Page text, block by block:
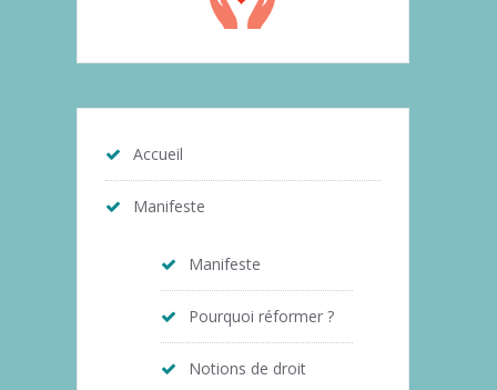
Accueil
Manifeste
Manifeste
Pourquoi réformer ?
Notions de droit